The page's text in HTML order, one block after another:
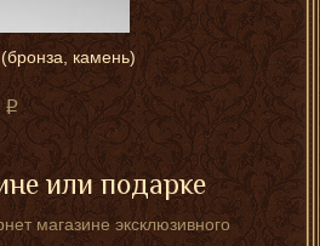
камень)
или подарке
магазине эксклюзивного